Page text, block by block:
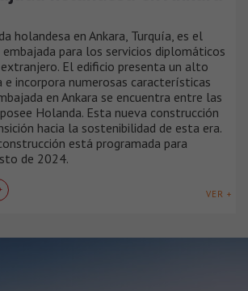
holandesa en Ankara, Turquía, es el
para los servicios diplomáticos
El edificio presenta un alto
e incorpora numerosas características
en Ankara se encuentra entre las
Holanda. Esta nueva construcción
hacia la sostenibilidad de esta era.
está programada para
de 2024.
VER +